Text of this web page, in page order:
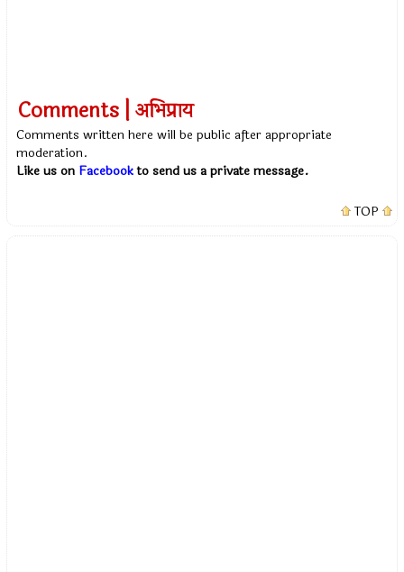
Comments | अभिप्राय
Comments written here will be public after appropriate
moderation.
Like us on Facebookto send us a private message.
TOP